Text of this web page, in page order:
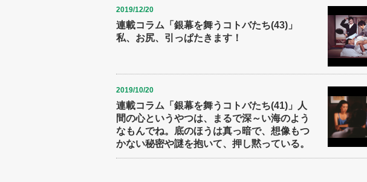
2019/12/20
連載コラム「銀幕を舞うコトバたち(43)」
私、お尻、引っぱたきます！
2019/10/20
連載コラム「銀幕を舞うコトバたち(41)」人
間の心というやつは、まるで深～い海のよう
なもんでね。底のほうは真っ暗で、想像もつ
かない秘密や謎を抱いて、押し黙っている。